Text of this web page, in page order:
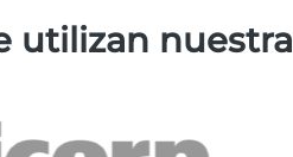
utilizan nuestra